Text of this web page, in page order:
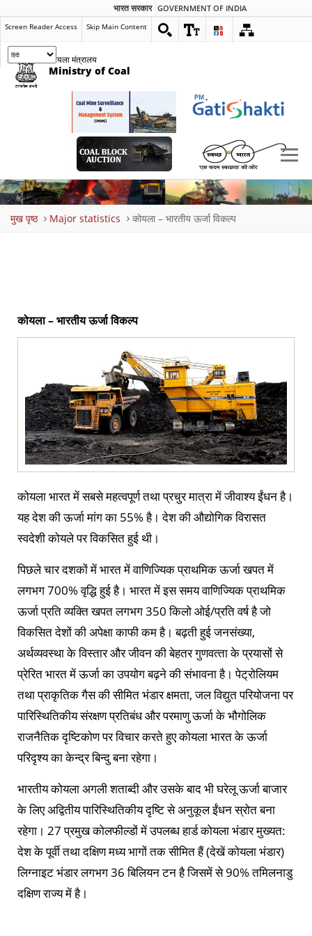
भारत सरकार GOVERNMENT OF INDIA
Screen Reader Access Skip Main Content
कोयला मंत्रालय
Ministry of Coal
मुख पृष्ठ Major statistics कोयला – भारतीय ऊर्जा विकल्‍प
कोयला – भारतीय ऊर्जा विकल्‍प
कोयला भारत में सबसे महत्‍वपूर्ण तथा प्रचुर मात्रा में जीवाश्‍य ईंधन है।
यह देश की ऊर्जा मांग का 55% है। देश की औद्योगिक विरासत
स्‍वदेशी कोयले पर विकसित हुई थी।
पिछले चार दशकों में भारत में वाणिज्‍यिक प्राथमिक ऊर्जा खपत में
लगभग 700% वृद्धि हुई है। भारत में इस समय वाणिज्‍यिक प्राथमिक
ऊर्जा प्रति व्‍यक्‍ति खपत लगभग 350 किलो ओई/प्रति वर्ष है जो
विकसित देशों की अपेक्षा काफी कम है। बढ़ती हुई जनसंख्‍या,
अर्थव्‍यवस्‍था के विस्‍तार और जीवन की बेहतर गुणवत्‍ता के प्रयासों से
प्रेरित भारत में ऊर्जा का उपयोग बढ़ने की संभावना है। पेट्रोलियम
तथा प्राकृतिक गैस की सीमित भंडार क्षमता, जल विद्युत परियोजना पर
पारिस्‍थितिकीय संरक्षण प्रतिबंध और परमाणु ऊर्जा के भौगोलिक
राजनैतिक दृष्‍टिकोण पर विचार करते हुए कोयला भारत के ऊर्जा
परिदृश्‍य का केन्‍द्र बिन्‍दु बना रहेगा।
भारतीय कोयला अगली शताब्‍दी और उसके बाद भी घरेलू ऊर्जा बाजार
के लिए अद्वितीय पारिस्‍थितिकीय दृष्‍टि से अनुकूल ईंधन स्रोत बना
रहेगा। 27 प्रमुख कोलफील्‍डों में उपलब्‍ध हार्ड कोयला भंडार मुख्‍यत:
देश के पूर्वी तथा दक्षिण मध्‍य भागों तक सीमित हैं (देखें कोयला भंडार)
लिग्‍नाइट भंडार लगभग 36 बिलियन टन है जिसमें से 90% तमिलनाडु
दक्षिण राज्‍य में है।